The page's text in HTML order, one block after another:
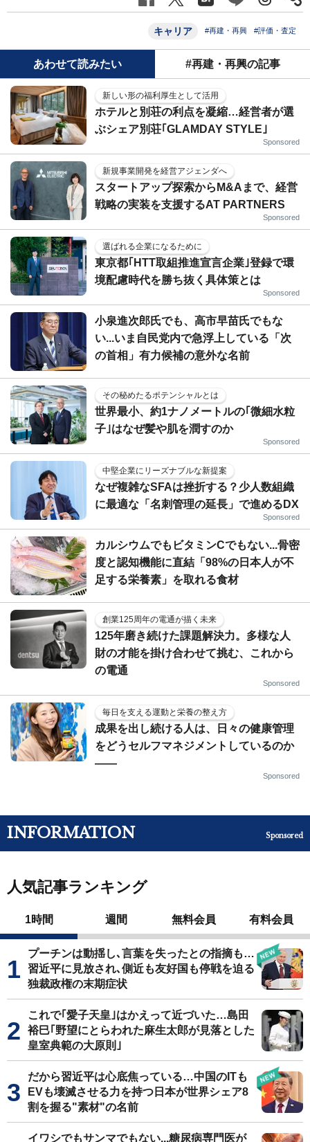
キャリア #再建・再興 #評価・査定
あわせて読みたい #再建・再興の記事
新しい形の福利厚生として活用
ホテルと別荘の利点を凝縮…経営者が選
ぶシェア別荘｢GLAMDAY STYLE｣
Sponsored
新規事業開発を経営アジェンダへ
スタートアップ探索からM&Aまで、経営
戦略の実装を支援するAT PARTNERS
Sponsored
選ばれる企業になるために
東京都｢HTT取組推進宣言企業｣登録で環
境配慮時代を勝ち抜く具体策とは
Sponsored
小泉進次郎氏でも、高市早苗氏でもな
い...いま自民党内で急浮上している「次
の首相」有力候補の意外な名前
その秘めたるポテンシャルとは
世界最小、約1ナノメートルの｢微細水粒
子｣はなぜ髪や肌を潤すのか
Sponsored
中堅企業にリーズナブルな新提案
なぜ複雑なSFAは挫折する？少人数組織
に最適な「名刺管理の延長」で進めるDX
Sponsored
カルシウムでもビタミンCでもない...骨密
度と認知機能に直結「98%の日本人が不
足する栄養素」を取れる食材
創業125周年の電通が描く未来
125年磨き続けた課題解決力。多様な人
財の才能を掛け合わせて挑む、これから
の電通
Sponsored
毎日を支える運動と栄養の整え方
成果を出し続ける人は、日々の健康管理
をどうセルフマネジメントしているのか
——
Sponsored
INFORMATION Sponsored
人気記事ランキング
1時間 週間 無料会員 有料会員
プーチンは動揺し､言葉を失ったとの指摘も…
習近平に見放され､側近も友好国も停戦を迫る
独裁政権の末期症状
これで｢愛子天皇｣はかえって近づいた…島田
裕巳｢野望にとらわれた麻生太郎が見落とした
皇室典範の大原則｣
だから習近平は心底焦っている…中国のITも
EVも壊滅させる力を持つ日本が世界シェア8
割を握る"素材"の名前
イワシでもサンマでもない...糖尿病専門医が